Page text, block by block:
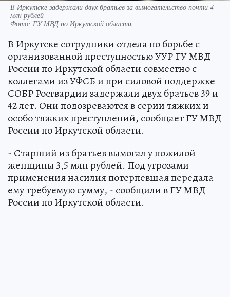
В Иркутске задержали двух братьев за вымогательство почти 4
млн рублей
Фото: ГУ МВД по Иркутской области.
В Иркутске сотрудники отдела по борьбе с
организованной преступностью УУР ГУ МВД
России по Иркутской области совместно с
коллегами из УФСБ и при силовой поддержке
СОБР Росгвардии задержали двух братьев 39 и
42 лет. Они подозреваются в серии тяжких и
особо тяжких преступлений, сообщает ГУ МВД
России по Иркутской области.
- Старший из братьев вымогал у пожилой
женщины 3,5 млн рублей. Под угрозами
применения насилия потерпевшая передала
ему требуемую сумму, - сообщили в ГУ МВД
России по Иркутской области.